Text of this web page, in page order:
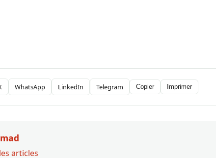
WhatsApp LinkedIn Telegram Copier Imprimer
articles